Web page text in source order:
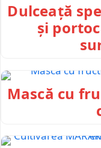
Dulceață
și
Mască cu